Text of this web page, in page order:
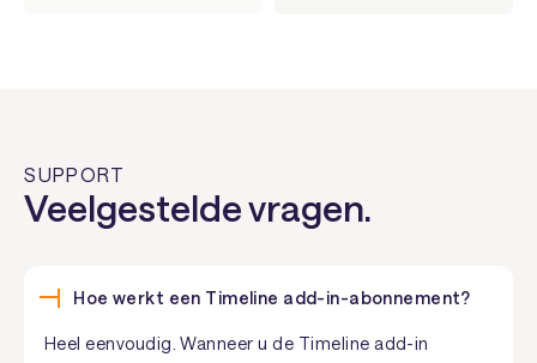
SUPPORT
Veelgestelde vragen.
Hoe werkt een Timeline add-in-abonnement?
Heel eenvoudig. Wanneer u de Timeline add-in